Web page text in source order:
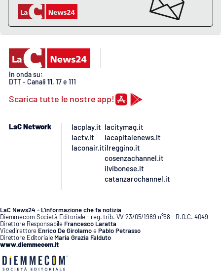
In onda su:
DTT - Canali 11, 17 e 111
Scarica tutte le nostre app!
LaC Network
lacplay.it
lactv.it
laconair.it
lacitymag.it
lacapitalenews.it
ilreggino.it
cosenzachannel.it
ilvibonese.it
catanzarochannel.it
LaC News24 - L’informazione che fa notizia
Diemmecom Società Editoriale - reg. trib. VV 23/05/1989 n°68 - R.O.C. 4049
Direttore Responsabile Francesco Laratta
Vicedirettore Enrico De GirolamoePablo Petrasso
Direttore Editoriale Maria Grazia Falduto
www.diemmecom.it